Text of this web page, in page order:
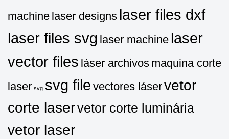
machine laser designs laser files dxf
laser files svg laser machine laser
vector files láser archivos maquina corte
laser svg svg file vectores láservetor
corte laservetor corte luminária
vetor laser